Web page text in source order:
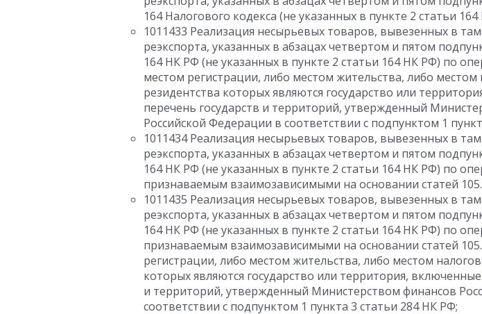
164 Налогового кодекса (не указанных в пункте 2 статьи
1011433 Реализация несырьевых товаров, вывезенных в
реэкспорта, указанных в абзацах четвертом и пятом
164 НК РФ (не указанных в пункте 2 статьи 164 НК РФ) по
местом регистрации, либо местом жительства, либо местом
резидентства которых являются государство или
перечень государств и территорий, утвержденный
Российской Федерации в соответствии с подпунктом 1
1011434 Реализация несырьевых товаров, вывезенных в
реэкспорта, указанных в абзацах четвертом и пятом
164 НК РФ (не указанных в пункте 2 статьи 164 НК РФ) по
признаваемым взаимозависимыми на основании статей
1011435 Реализация несырьевых товаров, вывезенных в
реэкспорта, указанных в абзацах четвертом и пятом
164 НК РФ (не указанных в пункте 2 статьи 164 НК РФ) по
признаваемым взаимозависимыми на основании статей
регистрации, либо местом жительства, либо местом
которых являются государство или территория,
и территорий, утвержденный Министерством финансов
соответствии с подпунктом 1 пункта 3 статьи 284 НК РФ;